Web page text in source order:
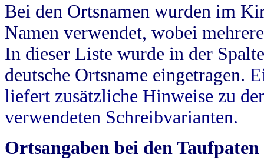
Bei den Ortsnamen wurden im
Namen verwendet, wobei
In dieser Liste wurde in der
deutsche Ortsname eingetragen.
liefert zusätzliche Hinweise zu
verwendeten Schreibvarianten.
Ortsangaben bei den Taufpaten